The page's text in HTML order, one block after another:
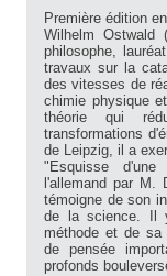
Première édition
Wilhelm Ostwald
philosophe,
travaux sur la
des vitesses de
chimie physique
théorie qui
transformations
de Leipzig, il a
"Esquisse
l'allemand par M.
témoigne de son
de la science. Il
méthode et de sa
de pensée
profonds